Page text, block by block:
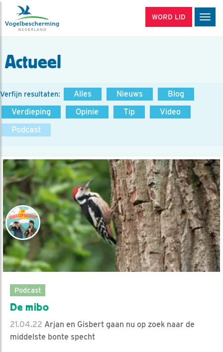
WORD LID
Actueel
Verfijn resultaten: Alles Nieuws
Blog
Verdieping
Opinie Tip
Video
Podcast
Podcast
De mibo
21.04.22 Arjan en Gisbert gaan nu op zoek naar de
middelste bonte specht